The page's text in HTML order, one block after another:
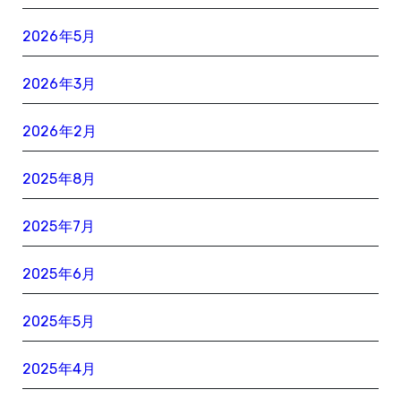
2026年5月
2026年3月
2026年2月
2025年8月
2025年7月
2025年6月
2025年5月
2025年4月